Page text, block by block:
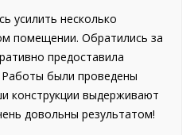
усилить несколько
помещении. Обратились за
предоставила
были проведены
конструкции выдерживают
довольны результатом!